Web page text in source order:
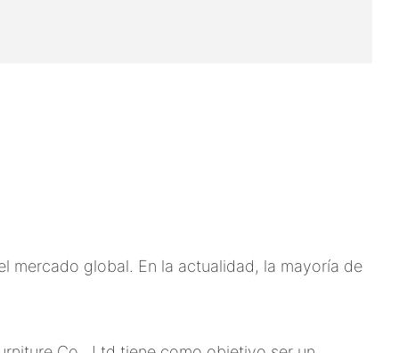
mercado global. En la actualidad, la mayoría de